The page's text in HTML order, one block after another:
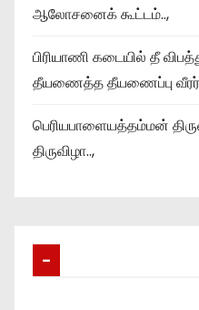
ஆலோசனைக் கூட்டம்..,
பிரியாணி கடையில் தீ
தீயணைத்த தீயணைப்பு
பெரியபாளையத்தம்மன்
திருவிழா..,
–